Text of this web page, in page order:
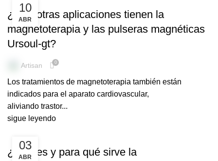
10
ABR
¿Qué otras aplicaciones tienen la
magnetoterapia y las pulseras magnéticas
Ursoul-gt?
Artisan 0
Los tratamientos de magnetoterapia también están
indicados para el aparato cardiovascular,
aliviando trastor...
sigue leyendo
03
ABR
¿Qué es y para qué sirve la